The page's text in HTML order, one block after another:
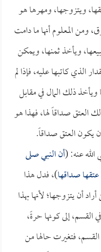
ويتزوجها، ومهرها هو
ومن المعلوم أنها ما دامت
ويأخذ ثمنها، ويمكن
الذي كاتبها عليه، فإذا لم
ويأخذ ذلك المال في مقابل
العتق صداقاً لها، فهذا هو
يكون العتق صداقاً.
عنه: (أن النبي صلى
صداقها)، فدل هذا
أن يتزوجها؛ لأنها بهذا
إلى كونها حرةً،
فتغيرت حالها من